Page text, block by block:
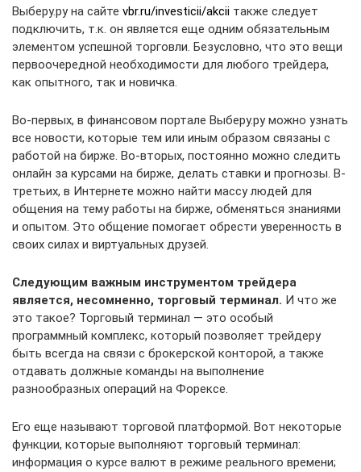
Выберу.ру на сайте vbr.ru/investicii/akcii также следует
подключить, т.к. он является еще одним обязательным
элементом успешной торговли. Безусловно, что это вещи
первоочередной необходимости для любого трейдера,
как опытного, так и новичка.
Во-первых, в финансовом портале Выберу.ру можно узнать
все новости, которые тем или иным образом связаны с
работой на бирже. Во-вторых, постоянно можно следить
онлайн за курсами на бирже, делать ставки и прогнозы. В-
третьих, в Интернете можно найти массу людей для
общения на тему работы на бирже, обменяться знаниями
и опытом. Это общение помогает обрести уверенность в
своих силах и виртуальных друзей.
Следующим важным инструментом трейдера
является, несомненно, торговый терминал. И что же
это такое? Торговый терминал — это особый
программный комплекс, который позволяет трейдеру
быть всегда на связи с брокерской конторой, а также
отдавать должные команды на выполнение
разнообразных операций на Форексе.
Его еще называют торговой платформой. Вот некоторые
функции, которые выполняют торговый терминал:
информация о курсе валют в режиме реального времени;